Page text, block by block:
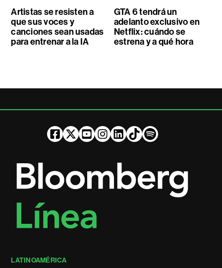
Artistas se resisten a
que sus voces y
canciones sean usadas
para entrenar a la IA
GTA 6 tendrá un
adelanto exclusivo en
Netflix: cuándo se
estrena y a qué hora
LATINOAMÉRICA